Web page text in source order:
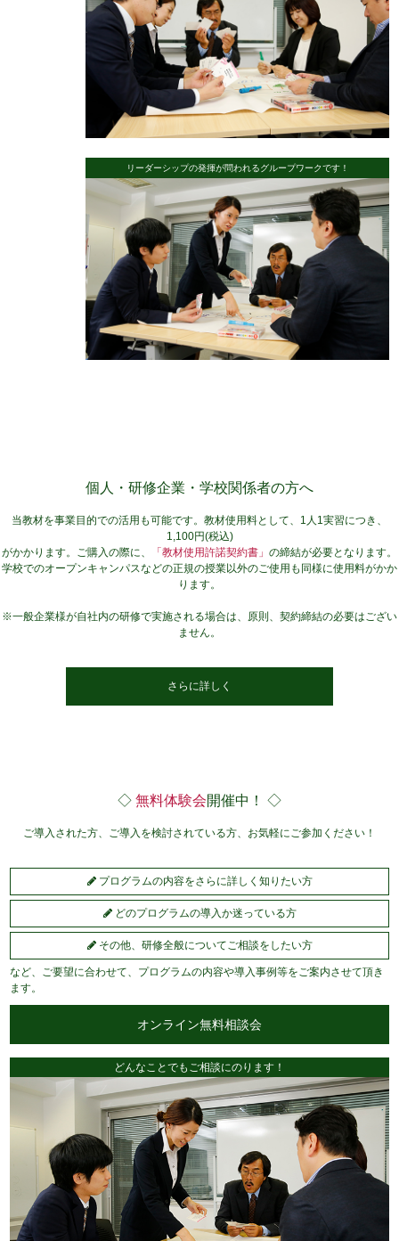
リーダーシップの発揮が問われるグループワークです！
個人・研修企業・学校関係者の方へ
当教材を事業目的での活用も可能です。教材使用料として、1人1実習につき、
1,100円(税込)
がかかります。ご購入の際に、
「教材使用許諾契約書」 の締結が必要となります。
学校でのオープンキャンパスなどの正規の授業以外のご使用も同様に使用料がかか
ります。
※一般企業様が自社内の研修で実施される場合は、原則、契約締結の必要はござい
ません。
さらに詳しく
◇ 無料体験会開催中！ ◇
ご導入された方、ご導入を検討されている方、お気軽にご参加ください！
プログラムの内容をさらに詳しく知りたい方
どのプログラムの導入か迷っている方
その他、研修全般についてご相談をしたい方
など、ご要望に合わせて、プログラムの内容や導入事例等をご案内させて頂き
ます。
オンライン無料相談会
どんなことでもご相談にのります！